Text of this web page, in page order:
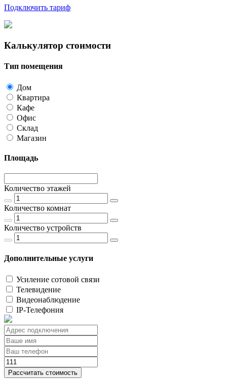
Подключить тариф
Калькулятор стоимости
Тип помещения
Дом
Квартира
Кафе
Офис
Склад
Магазин
Площадь
Количество этажей
Количество комнат
Количество устройств
Дополнительные услуги
Усиление сотовой связи
Телевидение
Видеонаблюдение
IP-Телефония
Рассчитать стоимость